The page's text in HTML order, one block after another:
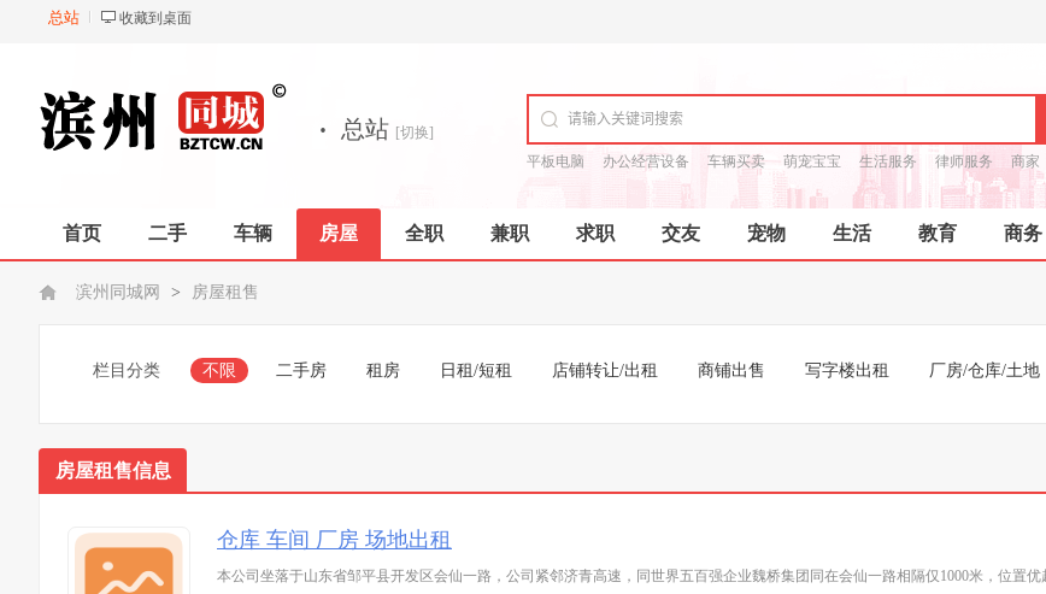
总站 收藏到桌面
· 总站 [切换]
平板电脑
办公经营设备 车辆买卖 萌宠宝宝 生活服务 律师服务 商家
首页 二手 车辆 房屋 全职 兼职 求职 交友 宠物 生活 教育 商务
滨州同城网 > 房屋租售
栏目分类 不限 二手房 租房 日租/短租 店铺转让/出租 商铺出售 写字楼出租 厂房/仓库/土地
房屋租售信息
仓库 车间 厂房 场地出租
本公司坐落于山东省邹平县开发区会仙一路，公司紧邻济青高速，同世界五百强企业魏桥集团同在会仙一路相隔仅1000米，位置